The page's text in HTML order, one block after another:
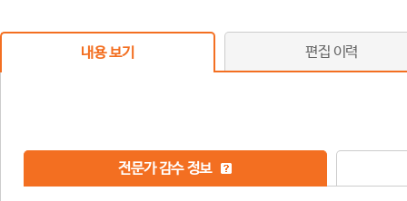
내용 보기 편집 이력
전문가 감수 정보